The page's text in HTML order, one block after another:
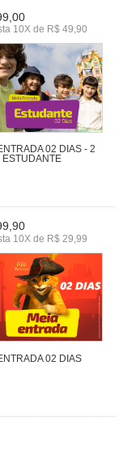
10X de R$ 49,90
02 DIAS - 2
ESTUDANTE
10X de R$ 29,99
02 DIAS